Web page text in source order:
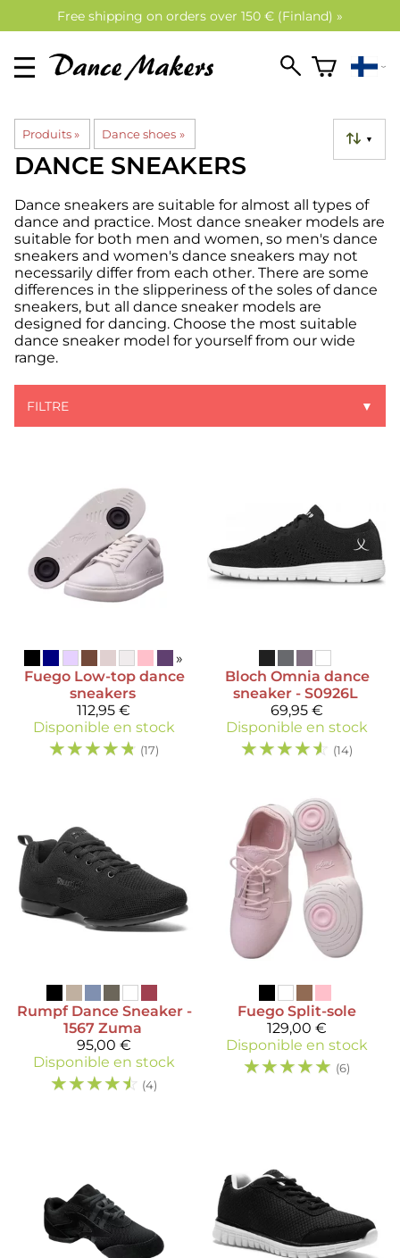
Free shipping on orders over 150 € (Finland) »
Produits‪» Dance shoes ‪» ▼
DANCE SNEAKERS
Dance sneakers are suitable for almost all types of
dance and practice. Most dance sneaker models are
suitable for both men and women, so men's dance
sneakers and women's dance sneakers may not
necessarily differ from each other. There are some
differences in the slipperiness of the soles of dance
sneakers, but all dance sneaker models are
designed for dancing. Choose the most suitable
dance sneaker model for yourself from our wide
range.
FILTRE ▼
»
Fuego Low-top dance
sneakers
112,95 €
Disponible en stock
☆☆☆☆☆ (17)
Bloch Omnia dance
sneaker - S0926L
69,95 €
Disponible en stock
☆☆☆☆☆ (14)
Rumpf Dance Sneaker -
1567 Zuma
95,00 €
Disponible en stock
☆☆☆☆☆ (4)
Fuego Split-sole
129,00 €
Disponible en stock
☆☆☆☆☆ (6)